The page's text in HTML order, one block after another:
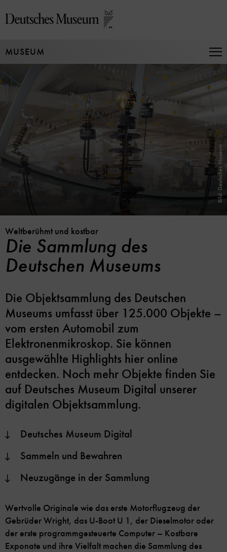
zum
MUSEUM
Bild: Deutsches Museum
Weltberühmt und kostbar
Die Sammlung des
Deutschen Museums
Die Objektsammlung des Deutschen
Museums umfasst über 125.000 Objekte –
vom ersten Automobil zum
Elektronenmikroskop. Sie können
ausgewählte Highlights hier online
entdecken. Noch mehr Objekte finden Sie
auf Deutsches Museum Digital unserer
digitalen Objektsammlung.
Deutsches Museum Digital
Sammeln und Bewahren
Neuzugänge in der Sammlung
Wertvolle Originale wie das erste Motorflugzeug der
Gebrüder Wright, das U-Boot U 1, der Dieselmotor oder
der erste programmgesteuerte Computer – Kostbare
Exponate und ihre Vielfalt machen die Sammlung des